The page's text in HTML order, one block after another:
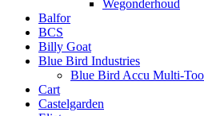
Wegonderhoud
Balfor
BCS
Billy Goat
Blue Bird Industries
Blue Bird Accu Multi-
Cart
Castelgarden